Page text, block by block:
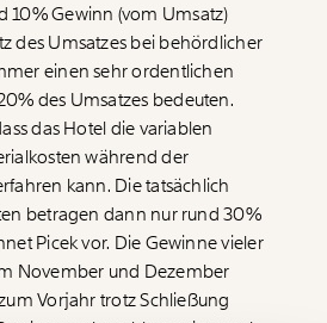
Dir!
und wir können gemeinsam
gestalten, dass sie für alle
Recherchen sind für alle frei im
werbefrei. Und das wird auch
uns für den Fortschritt und
Deinem Mitgliedsbeitrag.
direkt?
10% Gewinn (vom Umsatz)
des Umsatzes bei behördlicher
einen sehr ordentlichen
des Umsatzes bedeuten.
das Hotel die variablen
während der
kann. Die tatsächlich
betragen dann nur rund 30%
Picek vor. Die Gewinne vieler
November und Dezember
Vorjahr trotz Schließung